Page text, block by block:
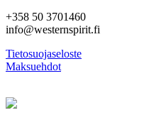
+358 50 3701460
info@westernspirit.fi
Tietosuojaseloste
Maksuehdot